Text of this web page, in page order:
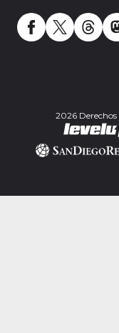
2026 Derechos